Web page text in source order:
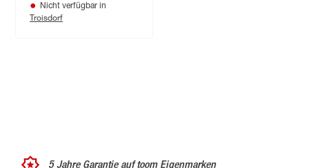
Nicht verfügbar in
Troisdorf
5 Jahre Garantie auf toom Eigenmarken